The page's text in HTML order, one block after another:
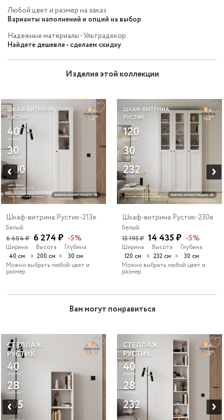
Любой цвет и размер на заказ
Варианты наполнений и опций на выбор
Надежные материалы - Ультрадекор
Найдете дешевле - сделаем скидку
Изделия этой коллекции
Шкаф-витрина Рустик-213e
Белый
6 604 ₽ 6 274 ₽ -5%
Ширина
40 см
х
Высота
200 см х
Глубина
30 см
Можно выбрать любой цвет и
размер
Шкаф-витрина Рустик-230e
Белый
15 195 ₽ 14 435 ₽ -5%
Ширина
120 см
х
Высота
232 см х
Глубина
30 см
Можно выбрать любой цвет и
размер
Вам могут понравиться